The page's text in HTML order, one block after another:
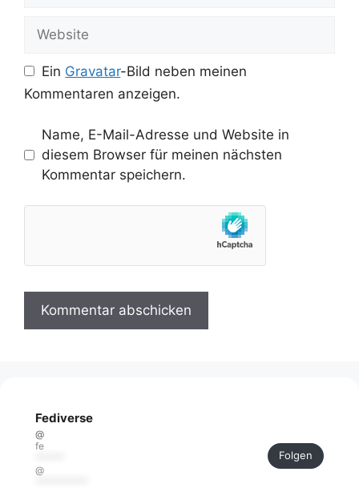
Website
Ein Gravatar-Bild neben meinen
Kommentaren anzeigen.
Name, E-Mail-Adresse und Website in
diesem Browser für meinen nächsten
Kommentar speichern.
Fediverse
@
fe
@
Folgen